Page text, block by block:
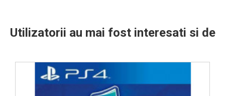
Utilizatorii au mai fost interesati si de